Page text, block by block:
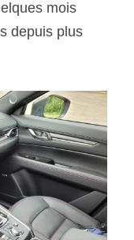
mois
depuis plus